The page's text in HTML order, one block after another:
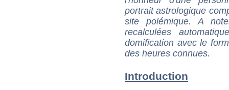
portrait astrologique
site polémique. A
recalculées
domification avec le
des heures connues.
Introduction